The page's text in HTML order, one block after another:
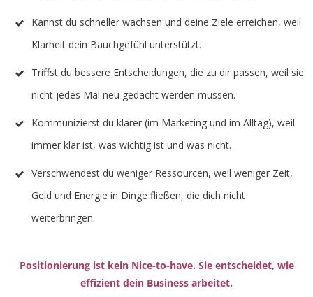
Kannst du schneller wachsen und deine Ziele erreichen, weil
Klarheit dein Bauchgefühl unterstützt.
Triffst du bessere Entscheidungen, die zu dir passen, weil sie
nicht jedes Mal neu gedacht werden müssen.
Kommunizierst du klarer (im Marketing und im Alltag), weil
immer klar ist, was wichtig ist und was nicht.
Verschwendest du weniger Ressourcen, weil weniger Zeit,
Geld und Energie in Dinge fließen, die dich nicht
weiterbringen.
Positionierung ist kein Nice-to-have. Sie entscheidet, wie
effizient dein Business arbeitet.